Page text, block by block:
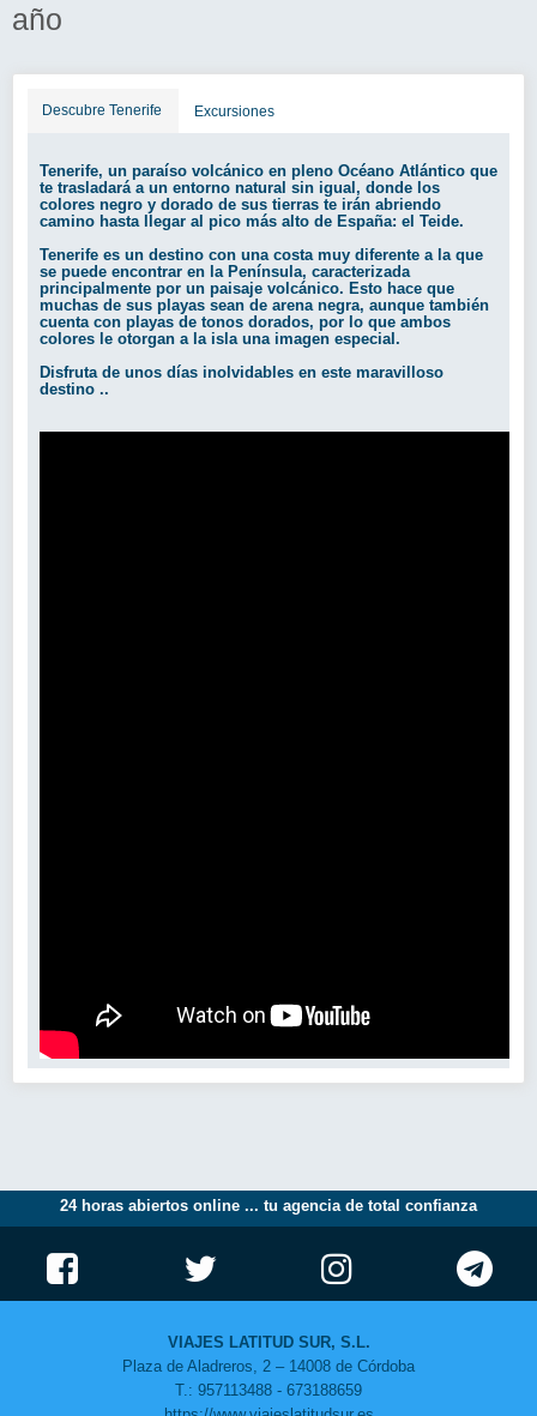
año
Descubre Tenerife Excursiones
Tenerife, un paraíso volcánico en pleno Océano Atlántico que
te trasladará a un entorno natural sin igual, donde los
colores negro y dorado de sus tierras te irán abriendo
camino hasta llegar al pico más alto de España: el Teide.
Tenerife es un destino con una costa muy diferente a la que
se puede encontrar en la Península, caracterizada
principalmente por un paisaje volcánico. Esto hace que
muchas de sus playas sean de arena negra, aunque también
cuenta con playas de tonos dorados, por lo que ambos
colores le otorgan a la isla una imagen especial.
Disfruta de unos días inolvidables en este maravilloso
destino ..
24 horas abiertos online ... tu agencia de total confianza
VIAJES LATITUD SUR, S.L.
Plaza de Aladreros, 2 – 14008 de Córdoba
T.: 957113488 - 673188659